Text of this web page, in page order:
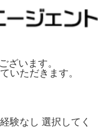
ざいます。
いただきます。
験なし 選択してく